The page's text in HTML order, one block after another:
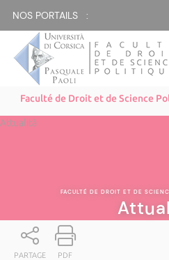
NOS PORTAILS :
Faculté de Droit et de Science
Attualità
FACULTÉ DE DROIT ET DE
PARTAGE PDF